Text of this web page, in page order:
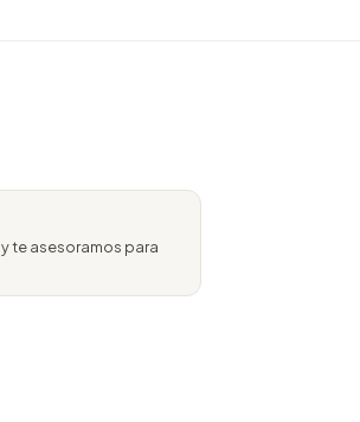
y te asesoramos para